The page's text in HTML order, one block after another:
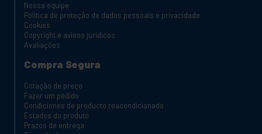
Nossa equipe
Política de proteção de dados pessoais e privacidade
Cookies
Copyright e avisos jurídicos
Avaliações
Compra Segura
Cotação de preço
Fazer um pedido
Condiciones de producto reacondicionado
Estados do produto
Prazos de entrega